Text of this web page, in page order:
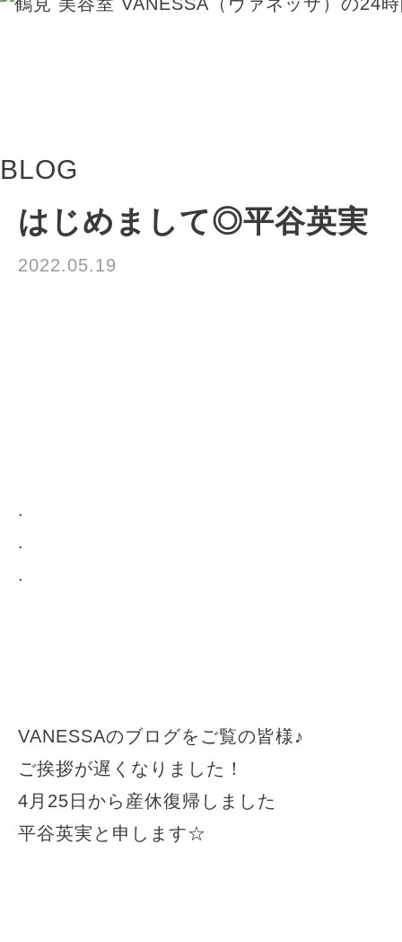
BLOG
はじめまして◎平谷英実
2022.05.19
.
.
.
VANESSAのブログをご覧の皆様♪
ご挨拶が遅くなりました！
4月25日から産休復帰しました
平谷英実と申します☆